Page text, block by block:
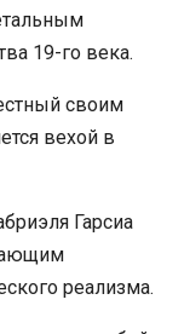
19-го века.
своим
вехой в
Гарсиа
реализма.